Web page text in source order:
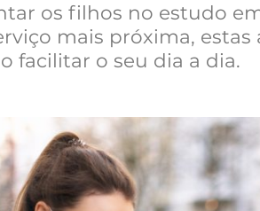
os filhos no estudo
mais próxima,
facilitar o seu dia a dia.